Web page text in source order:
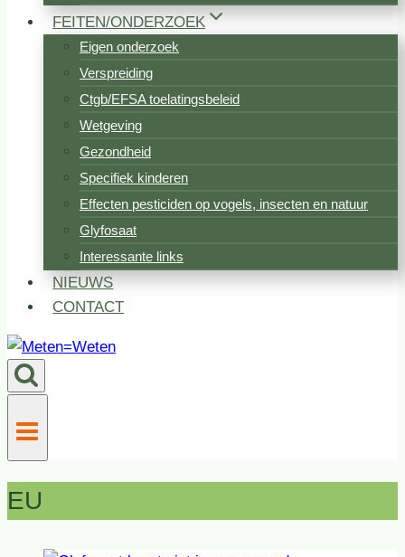
FEITEN/ONDERZOEK
Eigen onderzoek
Verspreiding
Ctgb/EFSA toelatingsbeleid
Wetgeving
Gezondheid
Specifiek kinderen
Effecten pesticiden op vogels, insecten en natuur
Glyfosaat
Interessante links
NIEUWS
CONTACT
EU